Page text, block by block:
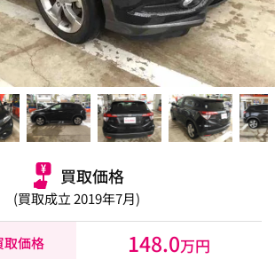
買取価格
(買取成立 2019年7月)
取価格 148.0万円